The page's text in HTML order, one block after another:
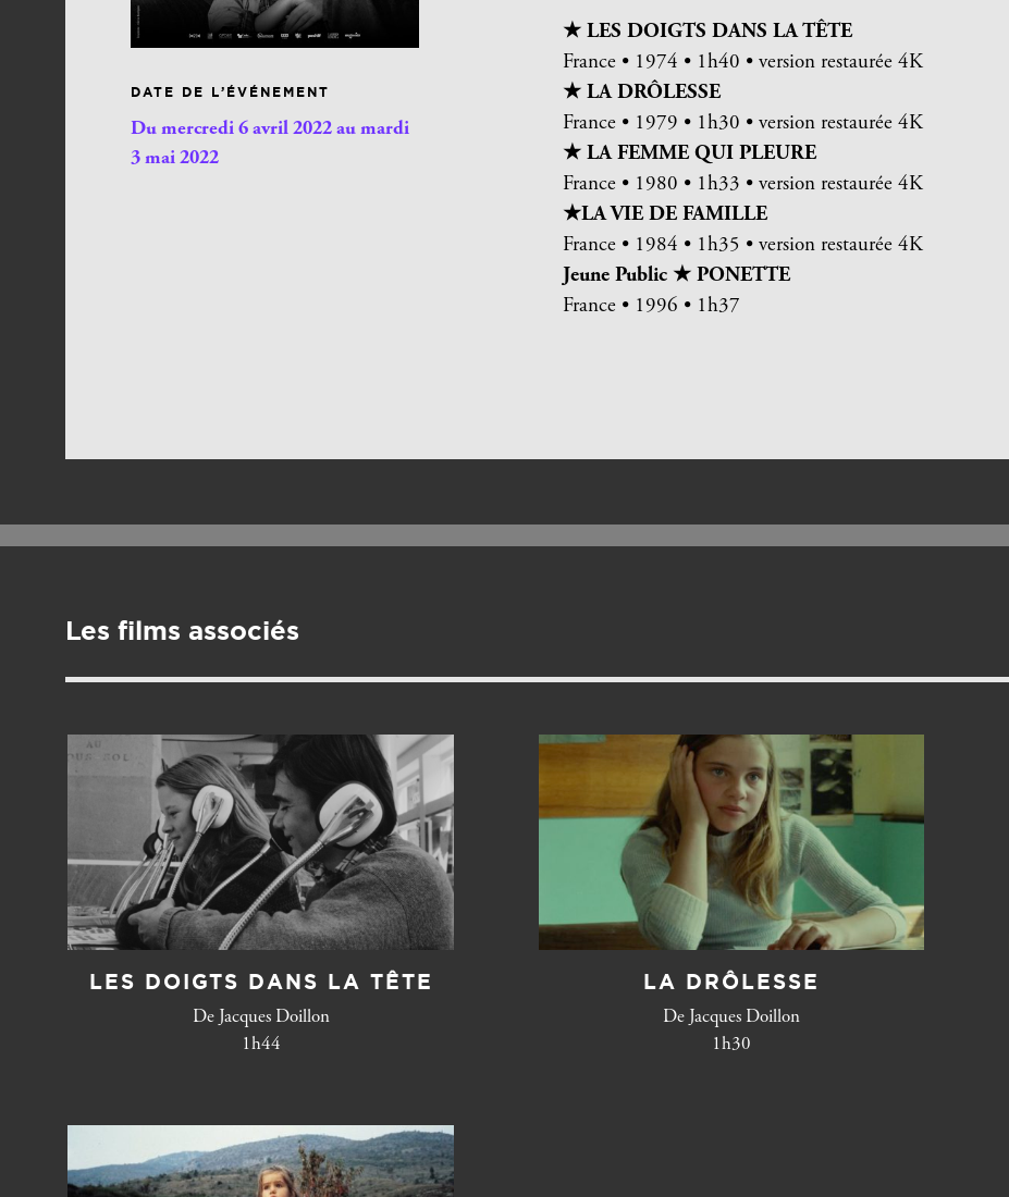
DATE DE L’ÉVÉNEMENT
Du mercredi 6 avril 2022 au mardi
3 mai 2022
★ LES DOIGTS DANS LA TÊTE
France • 1974 • 1h40 • version restaurée 4K
★ LA DRÔLESSE
France • 1979 • 1h30 • version restaurée 4K
★ LA FEMME QUI PLEURE
France • 1980 • 1h33 • version restaurée 4K
★LA VIE DE FAMILLE
France • 1984 • 1h35 • version restaurée 4K
Jeune Public ★ PONETTE
France • 1996 • 1h37
Les films associés
LES DOIGTS DANS LA TÊTE
De Jacques Doillon
1h44
LA DRÔLESSE
De Jacques Doillon
1h30